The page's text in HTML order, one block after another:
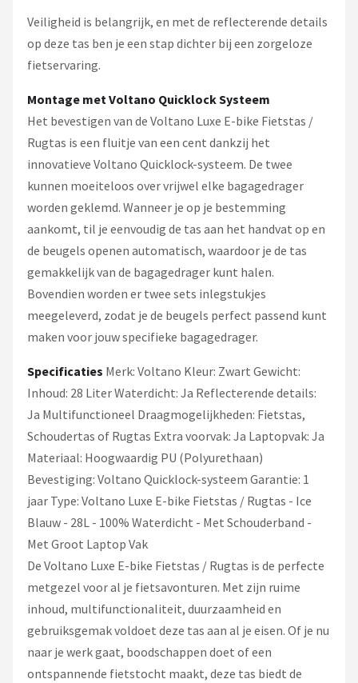
Veiligheid is belangrijk, en met de reflecterende details
op deze tas ben je een stap dichter bij een zorgeloze
fietservaring.
Montage met Voltano Quicklock Systeem
Het bevestigen van de Voltano Luxe E-bike Fietstas /
Rugtas is een fluitje van een cent dankzij het
innovatieve Voltano Quicklock-systeem. De twee
kunnen moeiteloos over vrijwel elke bagagedrager
worden geklemd. Wanneer je op je bestemming
aankomt, til je eenvoudig de tas aan het handvat op en
de beugels openen automatisch, waardoor je de tas
gemakkelijk van de bagagedrager kunt halen.
Bovendien worden er twee sets inlegstukjes
meegeleverd, zodat je de beugels perfect passend kunt
maken voor jouw specifieke bagagedrager.
Specificaties Merk: Voltano Kleur: Zwart Gewicht:
Inhoud: 28 Liter Waterdicht: Ja Reflecterende details:
Ja Multifunctioneel Draagmogelijkheden: Fietstas,
Schoudertas of Rugtas Extra voorvak: Ja Laptopvak: Ja
Materiaal: Hoogwaardig PU (Polyurethaan)
Bevestiging: Voltano Quicklock-systeem Garantie: 1
jaar Type: Voltano Luxe E-bike Fietstas / Rugtas - Ice
Blauw - 28L - 100% Waterdicht - Met Schouderband -
Met Groot Laptop Vak
De Voltano Luxe E-bike Fietstas / Rugtas is de perfecte
metgezel voor al je fietsavonturen. Met zijn ruime
inhoud, multifunctionaliteit, duurzaamheid en
gebruiksgemak voldoet deze tas aan al je eisen. Of je nu
naar je werk gaat, boodschappen doet of een
ontspannende fietstocht maakt, deze tas biedt de